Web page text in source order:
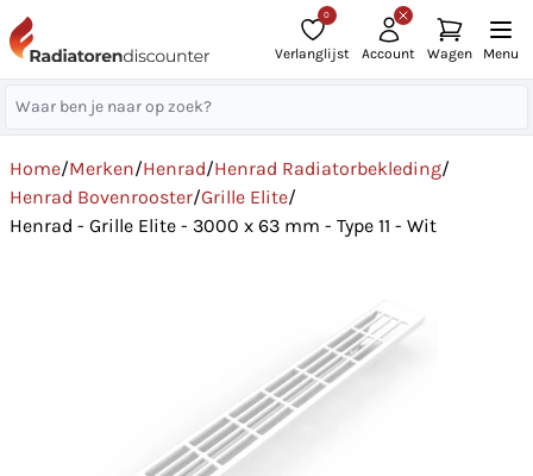
0
Verlanglijst Account Wagen Menu
Home/Merken/Henrad/Henrad Radiatorbekleding/
Henrad Bovenrooster/Grille Elite/
Henrad - Grille Elite - 3000 x 63 mm - Type 11 - Wit